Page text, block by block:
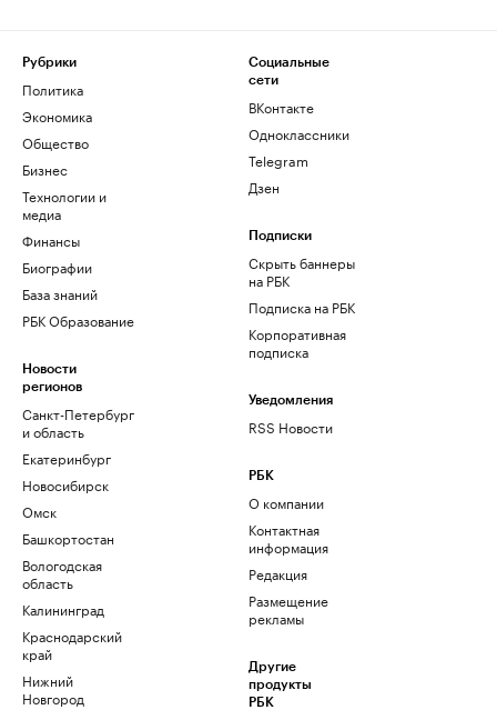
Рубрики
Политика
Экономика
Общество
Бизнес
Технологии и
медиа
Финансы
Биографии
База знаний
РБК Образование
Новости
регионов
Санкт-Петербург
и область
Екатеринбург
Новосибирск
Омск
Башкортостан
Вологодская
область
Калининград
Краснодарский
край
Нижний
Новгород
Социальные
сети
ВКонтакте
Одноклассники
Telegram
Дзен
Подписки
Скрыть баннеры
на РБК
Подписка на РБК
Корпоративная
подписка
Уведомления
RSS Новости
РБК
О компании
Контактная
информация
Редакция
Размещение
рекламы
Другие
продукты
РБК